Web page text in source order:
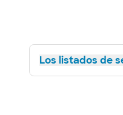
Los listados de